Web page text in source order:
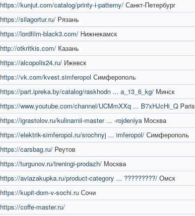
https://kunjut.com/catalog/printy-i-patterny/ Санкт-Петербург
https://silagortur.ru/ Рязань
https://lordfilm-black3.com/ Нижнекамск
http://otkritkis.com/ Казань
https://alcopolis24.ru/ Ижевск
https://vk.com/kvest.simferopol Симферополь
https://part.ipreka.by/catalog/raskhodn ... a_13_6_kg/ Минск
https://www.youtube.com/channel/UCMmXXq ... B7xHJcHi_Q Paris
https://igrastolov.ru/kulinarnii-master ... -rojdeniya Москва
https://elektrik-simferopol.ru/srochnyj ... imferopol/ Симферополь
https://carsbag.ru/ Реутов
https://turgunov.ru/treningi-prodazh/ Москва
https://aviazakupka.ru/product-category ... ?????????/ Омск
https://kupit-dom-v-sochi.ru Сочи
https://coffe-master.ru/